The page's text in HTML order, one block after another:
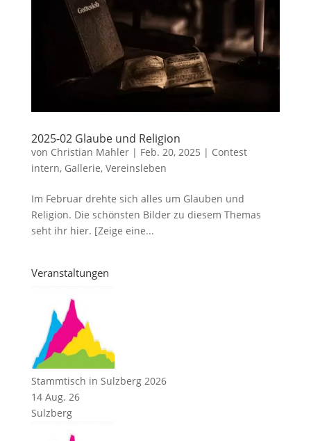
2025-02 Glaube und Religion
von Christian Mahler| Feb. 20, 2025 | Contest
intern, Gallerie, Vereinsleben
Im Februar drehte sich alles um Glauben und
Religion. Die schönsten Bilder zu diesem Themas
seht ihr hier. [Zeige eine...
Veranstaltungen
Stammtisch in Sulzberg 2026
14 Aug. 26
Sulzberg